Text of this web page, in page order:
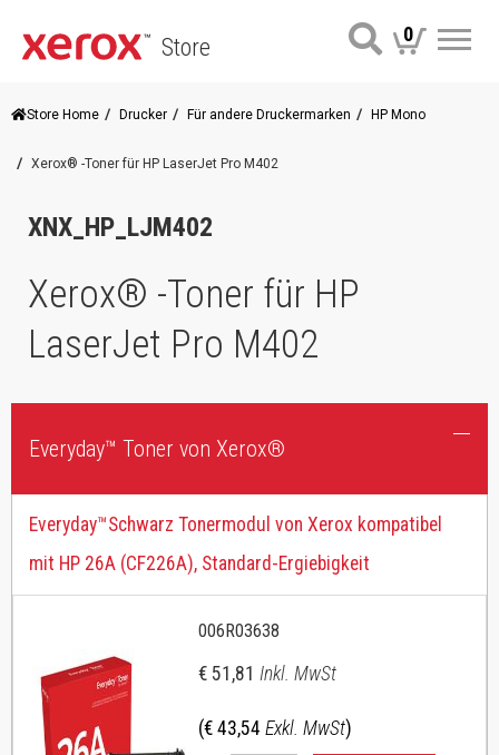
Store 0
Store Home Drucker Für andere Druckermarken HP Mono
Xerox® -Toner für HP LaserJet Pro M402
XNX_HP_LJM402
Xerox® -Toner für HP
LaserJet Pro M402
Everyday™ Toner von Xerox®
Everyday™Schwarz Tonermodul von Xerox kompatibel
mit HP 26A (CF226A), Standard-Ergiebigkeit
006R03638
€ 51,81 Inkl. MwSt
(€ 43,54 Exkl. MwSt)